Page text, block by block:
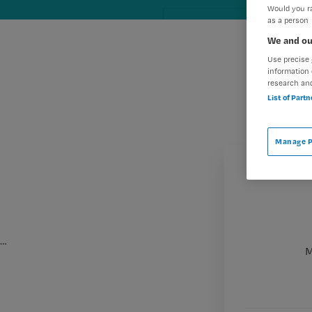
…
Would you
as a person
We and
Use
information
research
List of
Manage